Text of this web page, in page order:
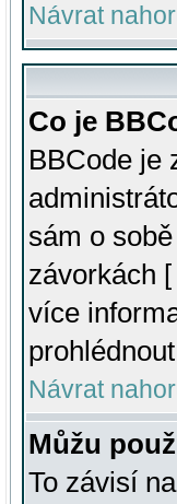
Návrat
Co je
BBCode je
sám o
závorkách
více
Návrat
Můžu
To závisí